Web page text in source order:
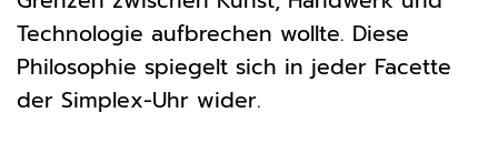
Technologie aufbrechen wollte. Diese
Philosophie spiegelt sich in jeder Facette
der Simplex-Uhr wider.